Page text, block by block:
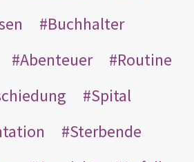
Buchhalter
Abenteuer
Routine
Spital
Sterbende